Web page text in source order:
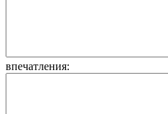
впечатления: